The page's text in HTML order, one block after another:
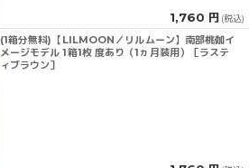
1,760 円 (税込)
(1箱分無料)【LILMOON／リルムーン】南部桃伽イ
メージモデル 1箱1枚 度あり（1ヵ月装用）［ラステ
ィブラウン］